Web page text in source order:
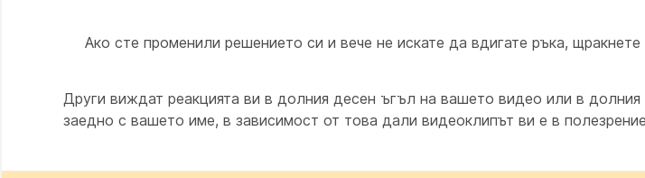
Ако сте променили решението си и вече не искате да вдигате ръка,
Други виждат реакцията ви в долния десен ъгъл на вашето видео или в
заедно с вашето име, в зависимост от това дали видеоклипът ви е в